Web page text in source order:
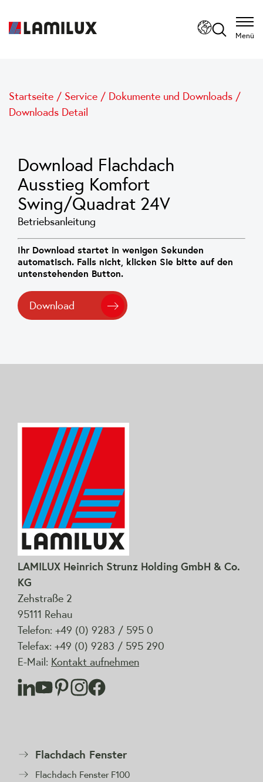
Menü
Startseite / Service / Dokumente und Downloads /
Downloads Detail
Download Flachdach
Ausstieg Komfort
Swing/Quadrat 24V
Betriebsanleitung
Ihr Download startet in wenigen Sekunden
automatisch. Falls nicht, klicken Sie bitte auf den
untenstehenden Button.
Download
LAMILUX Heinrich Strunz Holding GmbH & Co.
KG
Zehstraße 2
95111 Rehau
Telefon: +49 (0) 9283 / 595 0
Telefax: +49 (0) 9283 / 595 290
E-Mail: Kontakt aufnehmen
Flachdach Fenster
Flachdach Fenster F100